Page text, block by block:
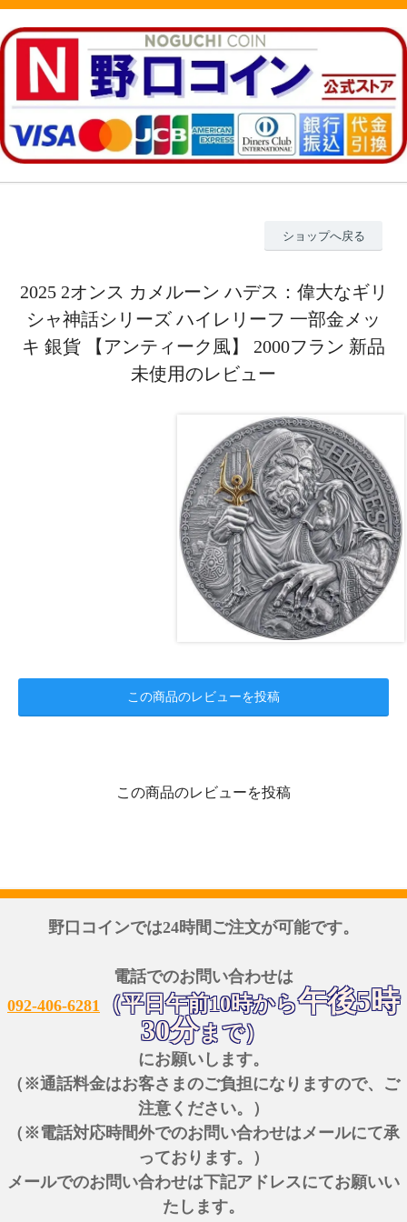
ショップへ戻る
2025 2オンス カメルーン ハデス：偉大なギリ
シャ神話シリーズ ハイレリーフ 一部金メッ
キ 銀貨 【アンティーク風】 2000フラン 新品
未使用のレビュー
この商品のレビューを投稿
この商品のレビューを投稿
野口コインでは24時間ご注文が可能です。
電話でのお問い合わせは
092-406-6281
（平日午前10時から午後5時
30分まで）
にお願いします。
（※通話料金はお客さまのご負担になりますので、ご
注意ください。）
（※電話対応時間外でのお問い合わせはメールにて承
っております。）
メールでのお問い合わせは下記アドレスにてお願いい
たします。